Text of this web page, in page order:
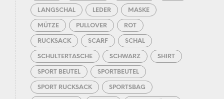
LANGSCHAL LEDER MASKE
MÜTZE PULLOVER ROT
RUCKSACK SCARF SCHAL
SCHULTERTASCHE SCHWARZ SHIRT
SPORT BEUTEL SPORTBEUTEL
SPORT RUCKSACK SPORTSBAG